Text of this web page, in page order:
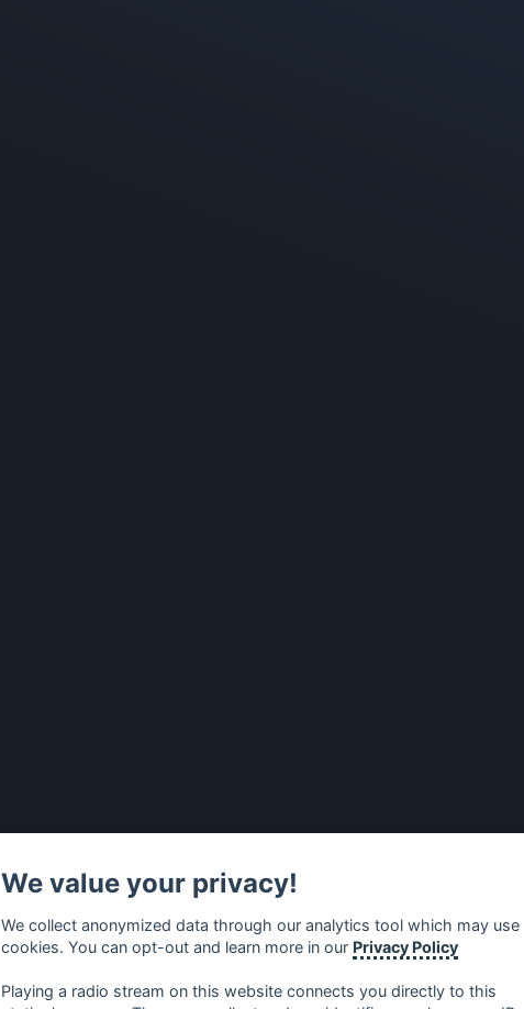
We value your privacy!
We collect anonymized data through our analytics tool which may use
cookies. You can opt-out and learn more in our Privacy Policy
Playing a radio stream on this website connects you directly to this